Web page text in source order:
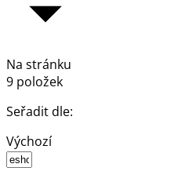
Na stránku
9 položek
Seřadit dle:
Výchozí